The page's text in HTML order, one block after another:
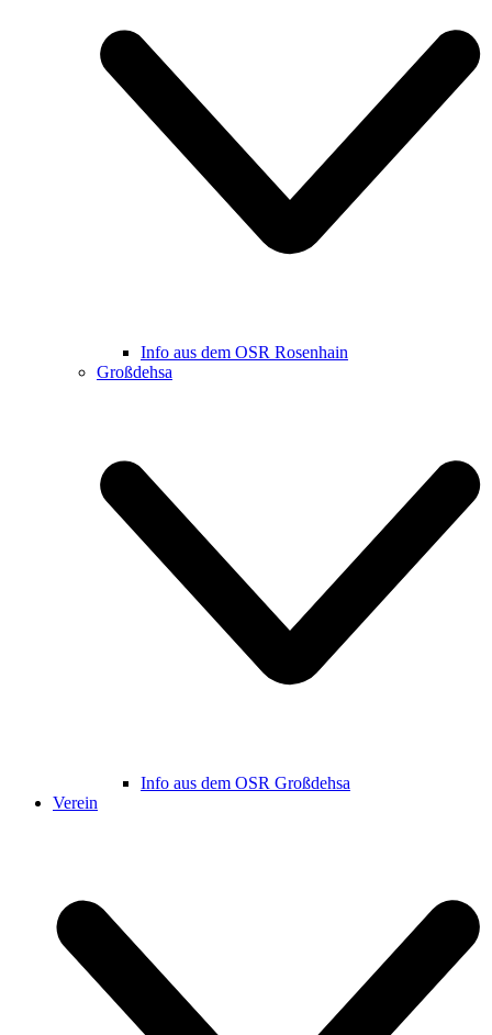
Info aus dem OSR Rosenhain
Großdehsa
Info aus dem OSR Großdehsa
Verein